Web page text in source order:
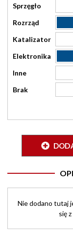
Sprzęgło
Rozrząd
Katalizator
Elektronika
Inne
Brak
Nie dodano tutaj
się